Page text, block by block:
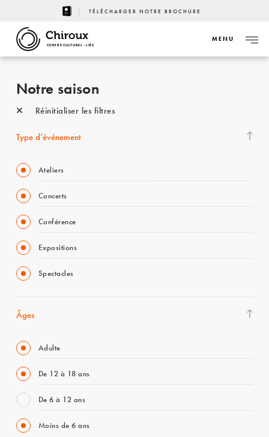
TÉLÉCHARGER NOTRE BROCHURE
CENTRE CULTUREL - LIÈGE
MENU
Notre saison
Réinitialiser les filtres
Type d’événement
Ateliers
Concerts
Conférence
Expositions
Spectacles
Âges
Adulte
De 12 à 18 ans
De 6 à 12 ans
Moins de 6 ans